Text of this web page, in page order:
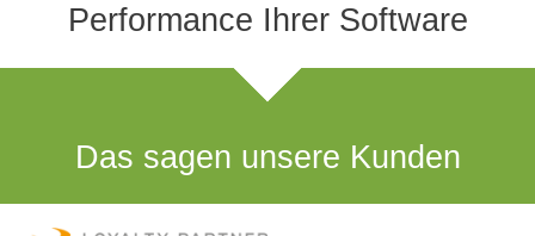
Performance Ihrer Software
Das sagen unsere Kunden